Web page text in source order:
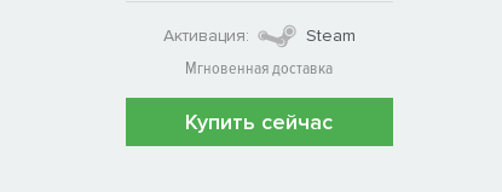
Активация:
Steam
Мгновенная доставка
Купить сейчас